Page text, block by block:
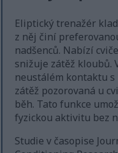
Eliptický trenažér
z něj činí
nadšenců. Nabízí
snižuje zátěž kloubů.
neustálém kontaktu
zátěž pozorovaná u
běh. Tato funkce
fyzickou aktivitu bez
Studie v časopise